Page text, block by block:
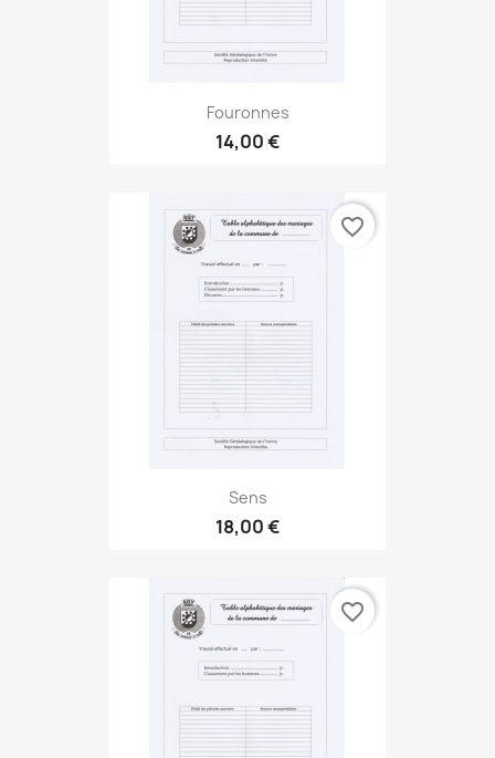
Fouronnes
14,00 €
Sens
18,00 €
favorite_border
favorite_border